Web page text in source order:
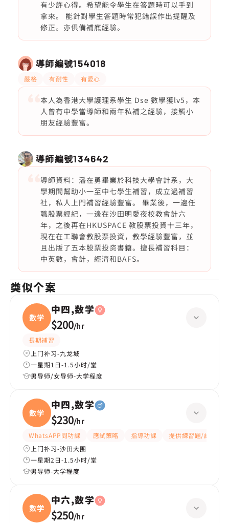
有少許心得。希望能令學生在答題時可以手到
拿來。 能針對學生答題時常犯錯誤作出提醒及
修正。亦俱備補底經驗。
導師編號154018
嚴格 有耐性 有愛心
本人為香港大學護理系學生 Dse 數學獲lv5，本
人曾有中學當導師和兩年私補之經驗，接觸小
朋友經驗豐富。
導師編號134642
導師資料：潘在勇畢業於科技大學會計系，大
學期間幫助小一至中七學生補習，成立過補習
社，私人上門補習經驗豐富。 畢業後，一邊任
職股票經紀，一邊在沙田明愛夜校教會計六
年，之後再在HKUSPACE 教股票投資十三年，
現在在工聯會教股票投資，教學經驗豐富，並
且出版了五本股票投资書籍。擅長補習科目：
中英數，會計，經濟和BAFS。
类似个案
数学
中四,数学
$200/hr
長期補習
上门补习-九龙城
一星期1日-1.5小时/堂
男导师/女导师-大学程度
数学
中四,数学
$230/hr
WhatsAPP問功課 應試策略 指導功課
提供練習題/試題
上门补习-沙田大围
一星期2日-1.5小时/堂
男导师-大学程度
数学
中六,数学
$250/hr